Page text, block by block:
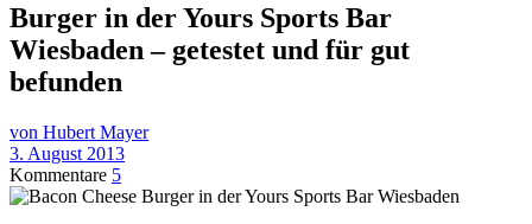
Burger in der Yours Sports Bar
Wiesbaden – getestet und für gut
befunden
von Hubert Mayer
3. August 2013
Kommentare 5